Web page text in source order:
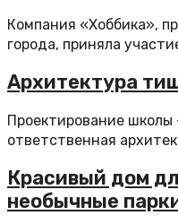
Компания «Хоббика»,
города, приняла
Архитектура
Проектирование школы
ответственная
Красивый дом
необычные